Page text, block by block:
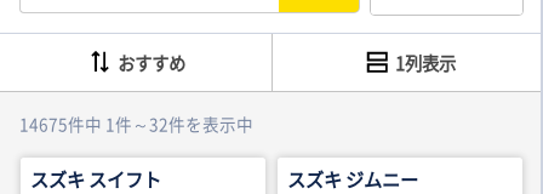
14675件中 1件～32件を表示中
おすすめ 1列表示
スズキ スイフト スズキ ジムニー